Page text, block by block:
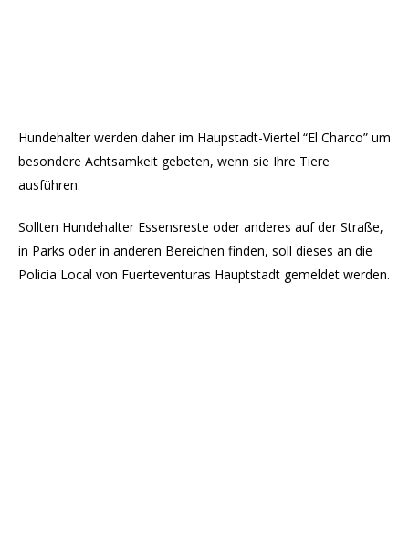
Hundehalter werden daher im Haupstadt-Viertel “El Charco” um
besondere Achtsamkeit gebeten, wenn sie Ihre Tiere
ausführen.
Sollten Hundehalter Essensreste oder anderes auf der Straße,
in Parks oder in anderen Bereichen finden, soll dieses an die
Policia Local von Fuerteventuras Hauptstadt gemeldet werden.